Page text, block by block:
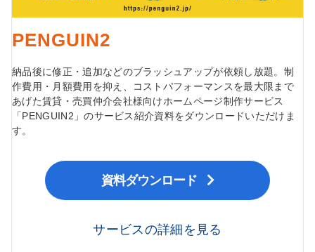
PENGUIN2
納品後に修正・追加などのブラッシュアップが依頼し放題。制
作費用・月額費用を抑え、コストパフォーマンスを最大限まで
あげた賃貸・売買仲介会社様向けホームページ制作サービス
「PENGUIN2」のサービス紹介資料をダウンロードいただけま
す。
資料ダウンロード
サービスの詳細を見る